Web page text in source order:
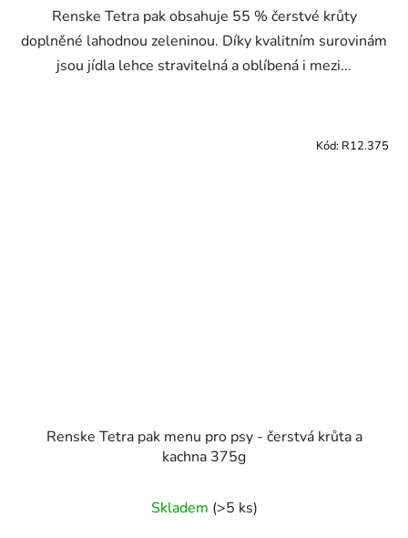
Renske Tetra pak obsahuje 55 % čerstvé krůty
doplněné lahodnou zeleninou. Díky kvalitním surovinám
jsou jídla lehce stravitelná a oblíbená i mezi...
Renske Tetra pak menu pro psy - čerstvá krůta a
kachna 375g
Skladem (>5 ks)
Kód: R12.375